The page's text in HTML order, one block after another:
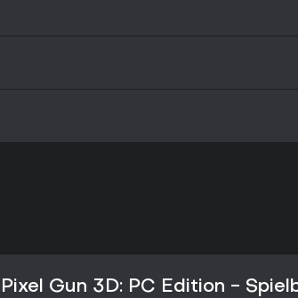
Pixel Gun 3D: PC Edition -